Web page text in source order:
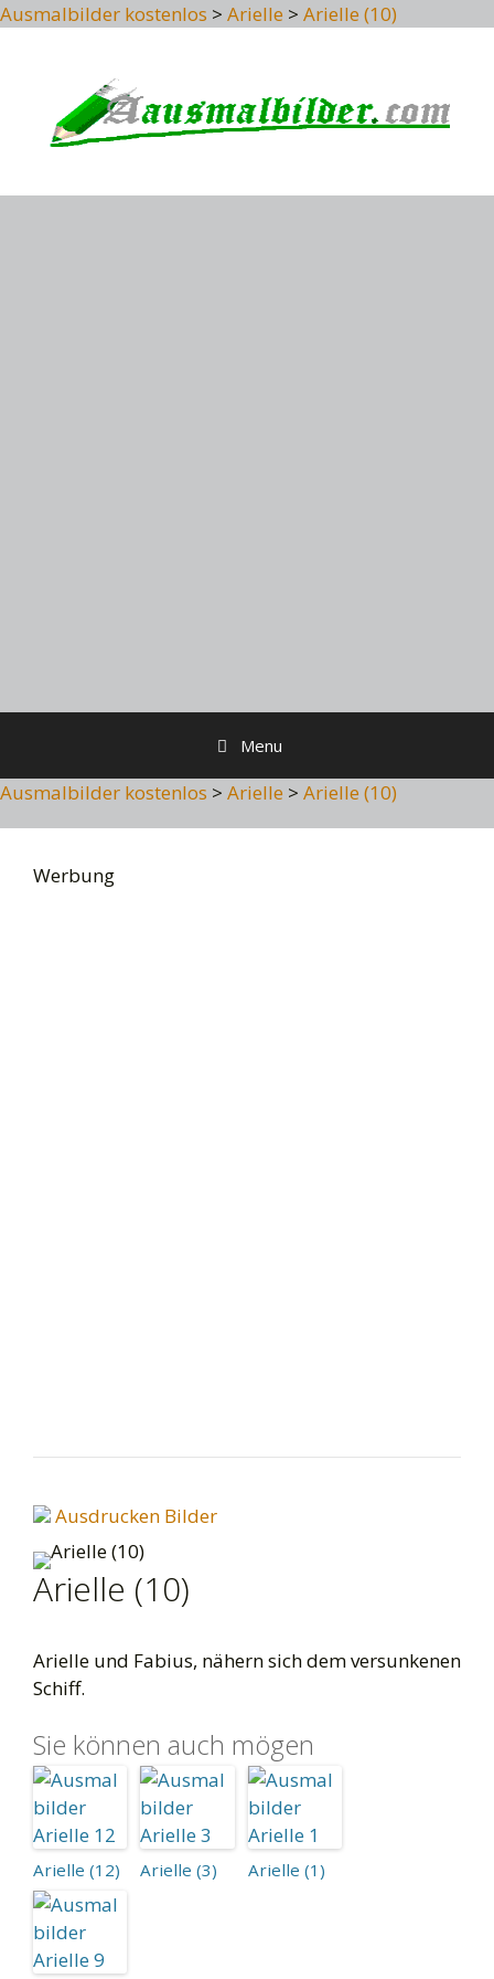
Ausmalbilder kostenlos > Arielle > Arielle (10)
Menu
Ausmalbilder kostenlos > Arielle > Arielle (10)
Werbung
Ausdrucken Bilder
Arielle (10)
Arielle und Fabius, nähern sich dem versunkenen
Schiff.
Sie können auch mögen
Arielle (12) Arielle (3) Arielle (1)